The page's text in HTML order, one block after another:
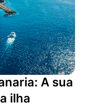
A sua
ilha